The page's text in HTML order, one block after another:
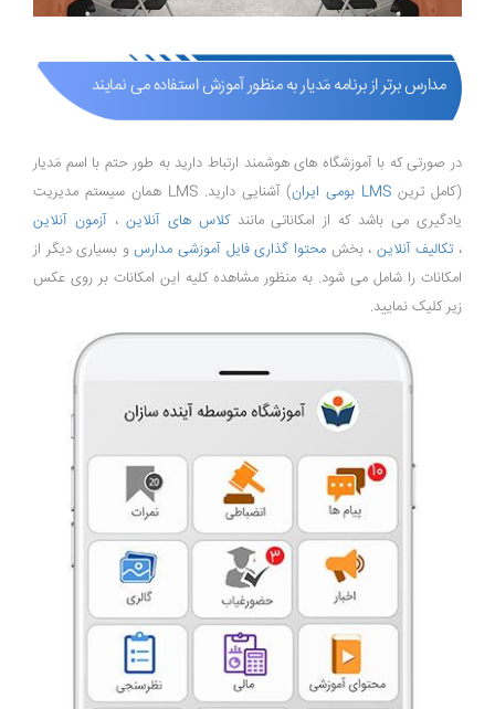
مدارس برتر از برنامه مَدیار به منظور آموزش استفاده می نمایند
در صورتی که با آموزشگاه های هوشمند ارتباط دارید به طور حتم با اسم مَدیار
(کامل ترین LMS بومی ایران
) آشنایی دارید. LMS همان سیستم مدیریت
یادگیری می باشد که از امکاناتی مانندکلاس های آنلاین ،آزمون آنلاین
، تکالیف آنلاین ، بخشمحتوا گذاری فایل آموزشی مدارسو بسیاری دیگر از
امکانات را شامل می شود. به منظور مشاهده کلیه این امکانات بر روی عکس
زیر کلیک نمایید.